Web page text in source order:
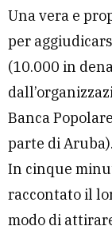
Una vera e
per
(10.000 in
Banca
parte di Aruba).
In cinque
raccontato il
modo di